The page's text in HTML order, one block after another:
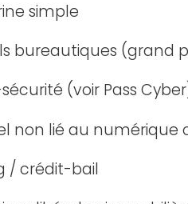
simple
bureautiques (grand
(voir Pass
non lié au numérique
/ crédit-bail